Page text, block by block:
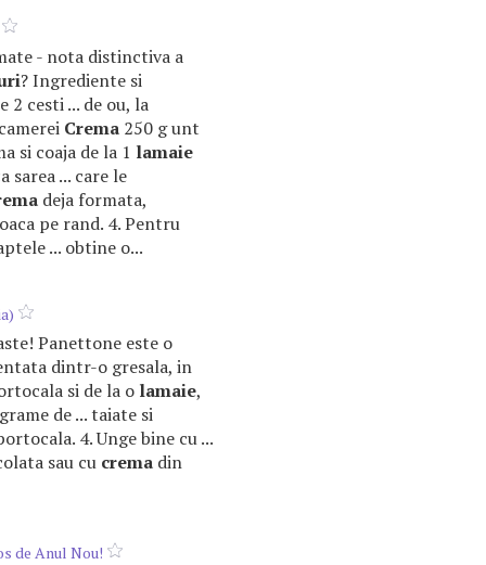
- nota distinctiva a
? Ingrediente si
cesti ... de ou, la
Crema 250 g unt
si coaja de la 1 lamaie
sarea ... care le
deja formata,
pe rand. 4. Pentru
... obtine o...
Panettone este o
dintr-o gresala, in
si de la o lamaie,
de ... taiate si
4. Unge bine cu ...
sau cu crema din
de Anul Nou!